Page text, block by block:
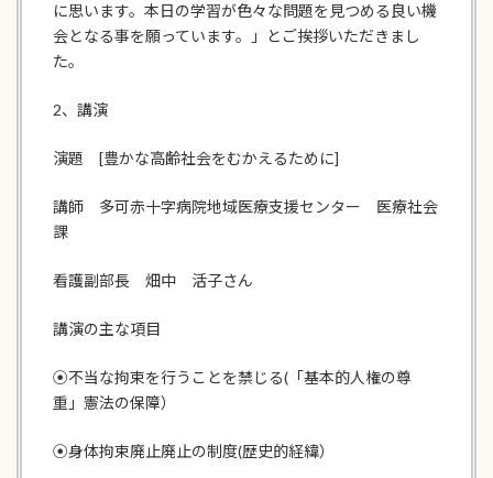
に思います。本日の学習が色々な問題を見つめる良い機
会となる事を願っています。」とご挨拶いただきまし
た。
2、講演
演題 [豊かな高齢社会をむかえるために]
講師 多可赤十字病院地域医療支援センター 医療社会
課
看護副部長 畑中 活子さん
講演の主な項目
⦿不当な拘束を行うことを禁じる(「基本的人権の尊
重」憲法の保障）
⦿身体拘束廃止廃止の制度(歴史的経緯）